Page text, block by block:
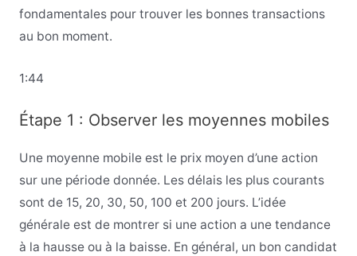
fondamentales pour trouver les bonnes transactions
au bon moment.
1:44
Étape 1 : Observer les moyennes mobiles
Une moyenne mobile est le prix moyen d’une action
sur une période donnée. Les délais les plus courants
sont de 15, 20, 30, 50, 100 et 200 jours. L’idée
générale est de montrer si une action a une tendance
à la hausse ou à la baisse. En général, un bon candidat